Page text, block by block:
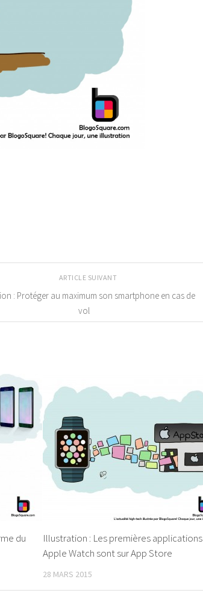
ARTICLE SUIVANT
: Protéger au maximum son smartphone en cas de
vol
du
Illustration : Les premières applications
Apple Watch sont sur App Store
28 MARS 2015